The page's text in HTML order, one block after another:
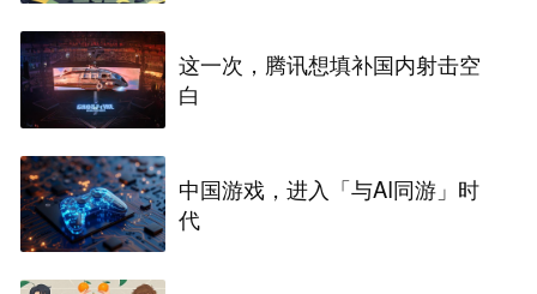
这一次，腾讯想填补国内射击空
白
中国游戏，进入「与AI同游」时
代